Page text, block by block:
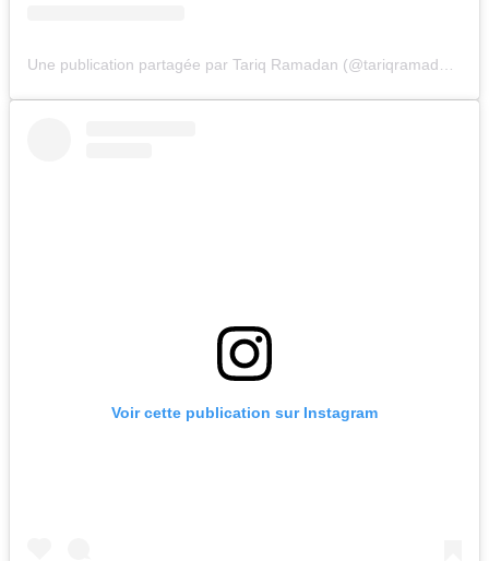
Voir cette publication sur Instagram